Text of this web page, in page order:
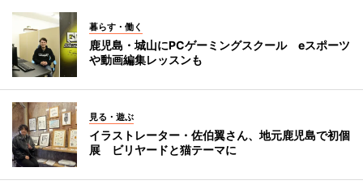
暮らす・働く
鹿児島・城山にPCゲーミングスクール eスポーツ
や動画編集レッスンも
見る・遊ぶ
イラストレーター・佐伯翼さん、地元鹿児島で初個
展 ビリヤードと猫テーマに